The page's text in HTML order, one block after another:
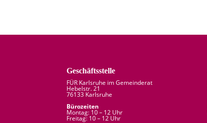
Geschäftsstelle
FÜR Karlsruhe im Gemeinderat
Hebelstr. 21
76133 Karlsruhe
Bürozeiten
Montag: 10 – 12 Uhr
Freitag: 10 – 12 Uhr